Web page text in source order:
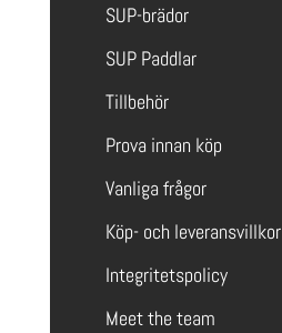
SUP-brädor
SUP Paddlar
Tillbehör
Prova innan köp
Vanliga frågor
Köp- och leveransvillkor
Integritetspolicy
Meet the team